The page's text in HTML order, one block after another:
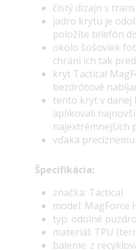
čistý dizajn s
jadro krytu je
položíte telefón
okolo šošoviek
chráni ich tak
kryt Tactical
bezdrôtové
tento kryt v danej
aplikovali
najextrémnejších
vďaka
Špecifikácia:
značka: Tactical
model: MagForce
typ: odolné
materiál: TPU
balenie: z